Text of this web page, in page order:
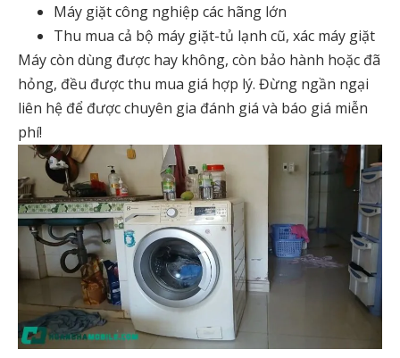
Máy giặt công nghiệp các hãng lớn
Thu mua cả bộ máy giặt-tủ lạnh cũ, xác máy giặt
Máy còn dùng được hay không, còn bảo hành hoặc đã
hỏng, đều được thu mua giá hợp lý. Đừng ngần ngại
liên hệ để được chuyên gia đánh giá và báo giá miễn
phí!